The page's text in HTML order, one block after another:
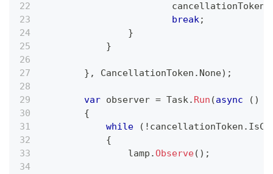
break;
}
}
} , CancellationToken . None) ;
var observer = Task. Run (async ( )
{
while
( ! cancellationToken .
{
                lamp
.Observe( ) ;